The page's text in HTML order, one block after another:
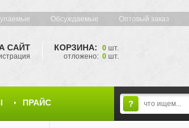
Обсуждаемые Оптовый заказ
?
ПРАЙС
КОРЗИНА: 0 шт.
отложено: 0 шт.
САЙТ